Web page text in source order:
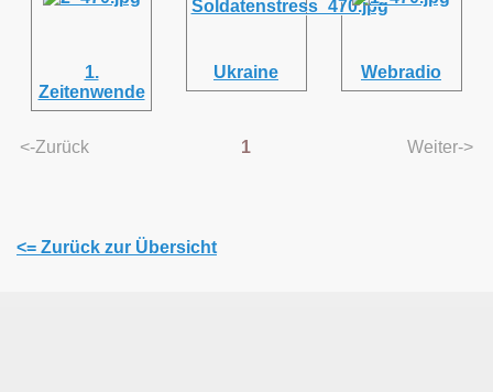
1.
Zeitenwende
Ukraine Webradio
<-Zurück 1 Weiter->
<= Zurück zur Übersicht